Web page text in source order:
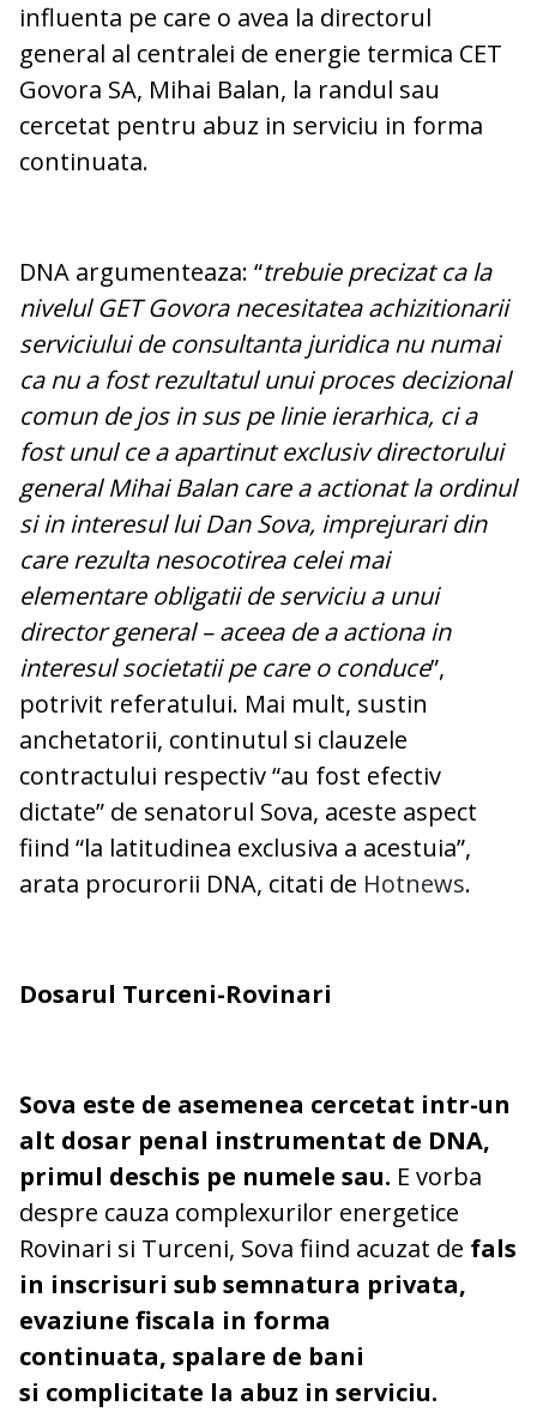
influenta pe care o avea la directorul
general al centralei de energie termica CET
Govora SA, Mihai Balan, la randul sau
cercetat pentru abuz in serviciu in forma
continuata.
DNA argumenteaza: “trebuie precizat ca la
nivelul GET Govora necesitatea achizitionarii
serviciului de consultanta juridica nu numai
ca nu a fost rezultatul unui proces decizional
comun de jos in sus pe linie ierarhica, ci a
fost unul ce a apartinut exclusiv directorului
general Mihai Balan care a actionat la ordinul
si in interesul lui Dan Sova, imprejurari din
care rezulta nesocotirea celei mai
elementare obligatii de serviciu a unui
director general – aceea de a actiona in
interesul societatii pe care o conduce”,
potrivit referatului. Mai mult, sustin
anchetatorii, continutul si clauzele
contractului respectiv “au fost efectiv
dictate” de senatorul Sova, aceste aspect
fiind “la latitudinea exclusiva a acestuia”,
arata procurorii DNA, citati de Hotnews.
Dosarul Turceni-Rovinari
Sova este de asemenea cercetat intr-un
alt dosar penal instrumentat de DNA,
primul deschis pe numele sau. E vorba
despre cauza complexurilor energetice
Rovinari si Turceni, Sova fiind acuzat de fals
in inscrisuri sub semnatura privata,
evaziune fiscala in forma
continuata, spalare de bani
si complicitate la abuz in serviciu.